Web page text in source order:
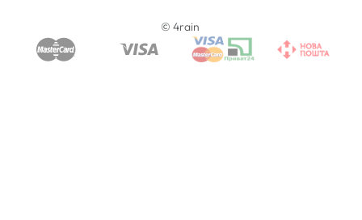
© 4rain